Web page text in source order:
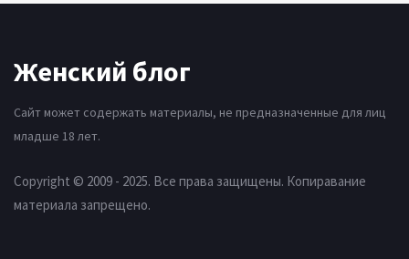
Женский блог
Сайт может содержать материалы, не предназначенные для лиц
младше 18 лет.
Copyright © 2009 - 2025. Все права защищены. Копиравание
материала запрещено.